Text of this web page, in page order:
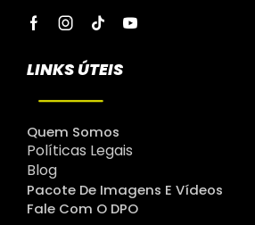
LINKS ÚTEIS
Quem Somos
Políticas Legais
Blog
Pacote De Imagens E Vídeos
Fale Com O DPO